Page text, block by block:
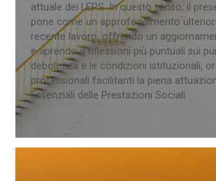
attuale dei LEPS. In questo senso, il
pone come un approfondimento
recente lavoro, offrendo un
e aprendo a riflessioni più puntuali sui
debolezza e le condizioni istituzionali,
professionali facilitanti la piena
Essenziali delle Prestazioni Sociali.